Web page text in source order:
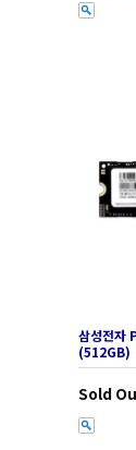
삼성전자
(512GB)
Sold